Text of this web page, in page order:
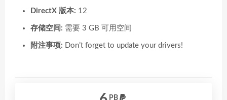
DirectX 版本: 12
存储空间: 需要 3 GB 可用空间
附注事项: Don’t forget to update your drivers!
PB